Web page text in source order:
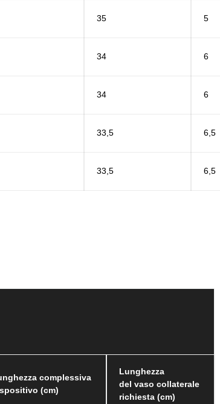
35 5
34 6
34 6
33,5 6,5
33,5 6,5
complessiva
(cm)
Lunghezza
del vaso collaterale
richiesta (cm)